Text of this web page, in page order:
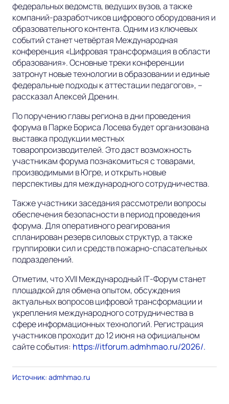
федеральных ведомств, ведущих вузов, а также
компаний‑разработчиков цифрового оборудования и
образовательного контента. Одним из ключевых
событий станет четвёртая Международная
конференция «Цифровая трансформация в области
образования». Основные треки конференции
затронут новые технологии в образовании и единые
федеральные подходы к аттестации педагогов», –
рассказал Алексей Дренин.
По поручению главы региона в дни проведения
форума в Парке Бориса Лосева будет организована
выставка продукции местных
товаропроизводителей. Это даст возможность
участникам форума познакомиться с товарами,
производимыми в Югре, и открыть новые
перспективы для международного сотрудничества.
Также участники заседания рассмотрели вопросы
обеспечения безопасности в период проведения
форума. Для оперативного реагирования
спланирован резерв силовых структур, а также
группировки сил и средств пожарно‑спасательных
подразделений.
Отметим, что XVII Международный IT‑Форум станет
площадкой для обмена опытом, обсуждения
актуальных вопросов цифровой трансформации и
укрепления международного сотрудничества в
сфере информационных технологий. Регистрация
участников проходит до 12 июня на официальном
сайте события: https://itforum.admhmao.ru/2026/.
Источник: admhmao.ru